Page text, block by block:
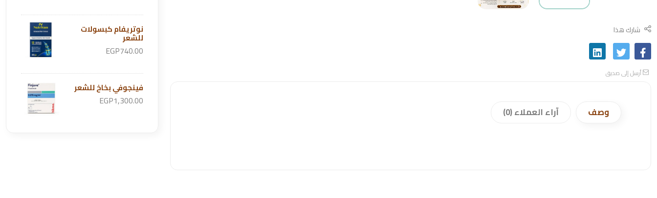
شارك هذا
أرسل إلى صديق
وصف آراء العملاء (0)
نوتريفام كبسولات
للشعر
EGP740.00
فينجوفي بخاخ للشعر
EGP1,300.00